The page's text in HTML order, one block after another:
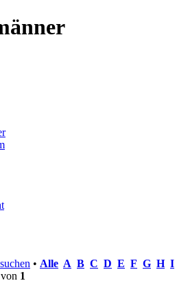
• Alle A B C D E F G H I
von 1